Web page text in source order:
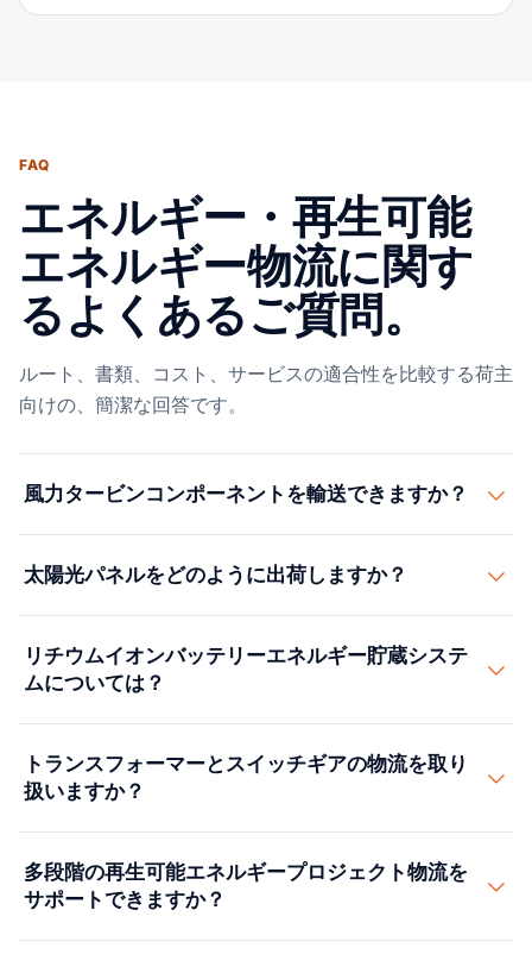
FAQ
エネルギー・再生可能
エネルギー物流に関す
るよくあるご質問。
ルート、書類、コスト、サービスの適合性を比較する荷主
向けの、簡潔な回答です。
風力タービンコンポーネントを輸送できますか？
ー、発電機を取り扱います。専門トレーラー、ルート調
査、エスコート車両、架空電線リフトのためのユーティ
リティ会社との調整を含みます。
太陽光パネルをどのように出荷しますか？
ンテナ（FCL）で出荷されます。アジアの製造施設から
米国のソーラーファームまでの完全な物流を管理し、通
関とアンチダンピング/相殺関税のコンプライアンスを含
みます。
リチウムイオンバッテリーエネルギー貯蔵システ
ムについては？
ッテリーエネルギー貯蔵システム（BESS）物流に対応し
ています。輸送中の温度管理、専門パッケージング、国
内・国際出荷の規制書類を含みます。
トランスフォーマーとスイッチギアの物流を取り
扱いますか？
ングでパワートランスフォーマー、スイッチギア、変電
所機器を輸送します。環境コンプライアンスに準拠した
油入トランスフォーマー物流を管理します。
多段階の再生可能エネルギープロジェクト物流を
サポートできますか？